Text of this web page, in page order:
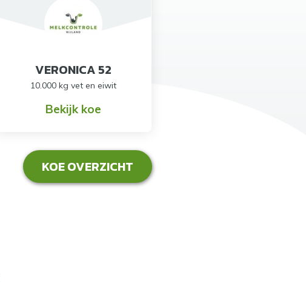
VERONICA 52
10.000 kg vet en eiwit
Bekijk koe
KOE OVERZICHT